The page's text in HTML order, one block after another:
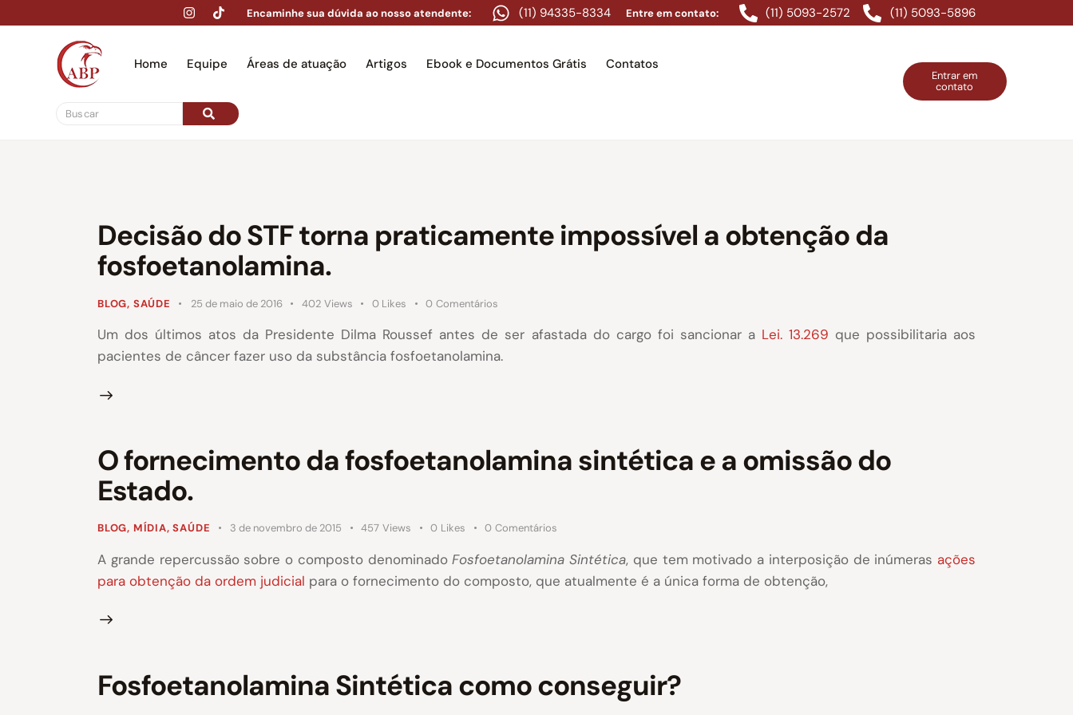
Encaminhe sua dúvida ao nosso atendente: (11) 94335-8334 Entre em contato: (11) 5093-2572 (11) 5093-5896
Home Equipe Áreas de atuação Artigos Ebook e Documentos Grátis Contatos
Entrar em
contato
Decisão do STF torna praticamente impossível a obtenção da
fosfoetanolamina.
BLOG, SAÚDE 25 de maio de 2016 402 Views 0 Likes 0 Comentários
Um dos últimos atos da Presidente Dilma Roussef antes de ser afastada do cargo foi sancionar a Lei. 13.269 que possibilitaria aos
pacientes de câncer fazer uso da substância fosfoetanolamina.
O fornecimento da fosfoetanolamina sintética e a omissão do
Estado.
BLOG, MÍDIA,SAÚDE 3 de novembro de 2015 457 Views 0 Likes 0 Comentários
A grande repercussão sobre o composto denominadoFosfoetanolamina Sintética, que tem motivado a interposição de inúmeras ações
para obtenção da ordem judicial para o fornecimento do composto, que atualmente é a única forma de obtenção,
Fosfoetanolamina Sintética como conseguir?